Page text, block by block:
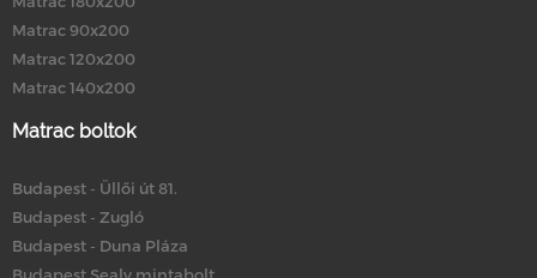
Matrac 90x200
Matrac 120x200
Matrac 140x200
Matrac boltok
Budapest - Üllői út 81.
Budapest - Zugló
Budapest - Duna Pláza
Budapest Sealy mintabolt